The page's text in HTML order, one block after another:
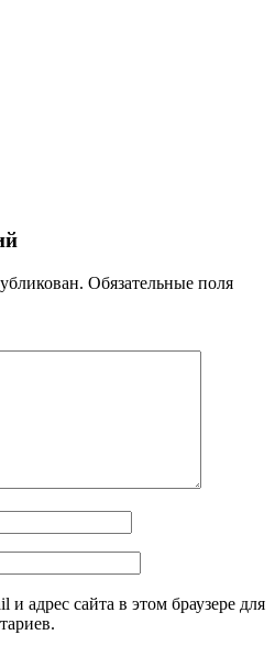
Обязательные поля
адрес сайта в этом браузере для